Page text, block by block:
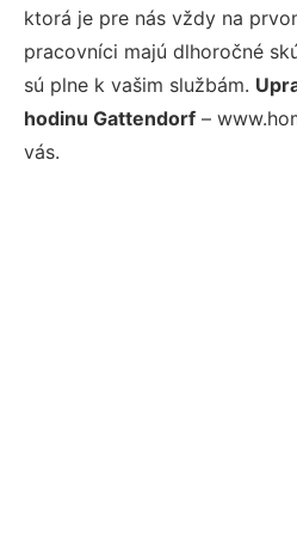
ktorá je pre nás vždy na
pracovníci majú dlhoročné
sú plne k vašim službám.
hodinu Gattendorf –
vás.